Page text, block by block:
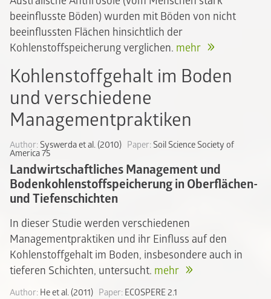
beeinflusste Böden) wurden mit Böden von nicht
beeinflussten Flächen hinsichtlich der
Kohlenstoffspeicherung verglichen. mehr
Kohlenstoffgehalt im Boden
und verschiedene
Managementpraktiken
Author: Syswerda et al. (2010) Paper: Soil Science Society of
America 75
Landwirtschaftliches Management und
Bodenkohlenstoffspeicherung in Oberflächen-
und Tiefenschichten
In dieser Studie werden verschiedenen
Managementpraktiken und ihr Einfluss auf den
Kohlenstoffgehalt im Boden, insbesondere auch in
tieferen Schichten, untersucht. mehr
Author: He et al. (2011) Paper: ECOSPERE 2.1